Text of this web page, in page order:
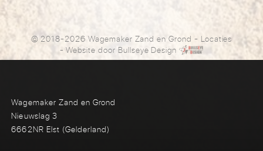
© 2018-2026 Wagemaker Zand en Grond - Locaties
- Website door Bullseye Design
Wagemaker Zand en Grond
Nieuwslag 3
6662NR Elst (Gelderland)